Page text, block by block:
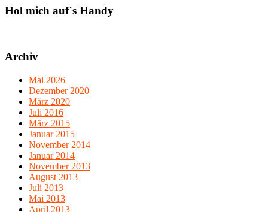
Hol mich auf´s Handy
Archiv
Mai 2026
Dezember 2020
März 2020
Juli 2016
März 2015
Januar 2015
November 2014
Januar 2014
November 2013
August 2013
Juli 2013
Mai 2013
April 2013